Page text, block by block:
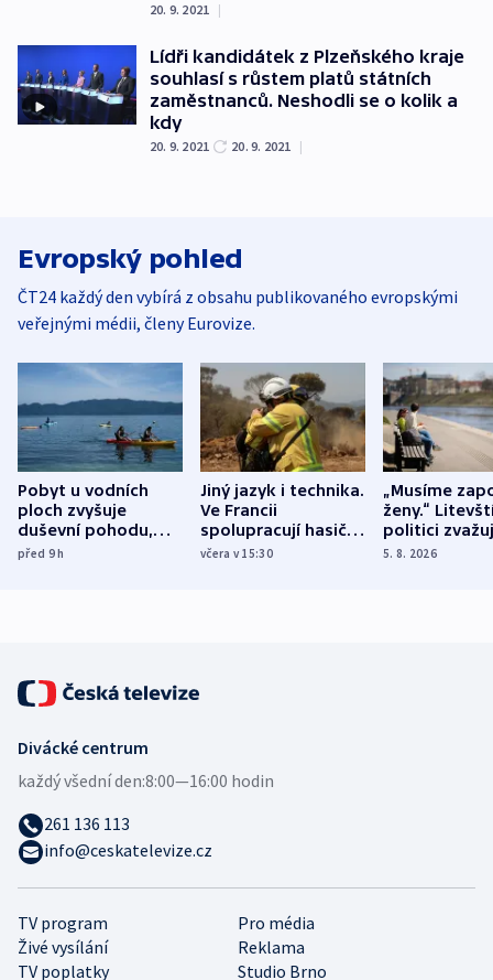
20. 9. 2021 |
Lídři kandidátek z Plzeňského kraje
souhlasí s růstem platů státních
zaměstnanců. Neshodli se o kolik a
kdy
20. 9. 2021 20. 9. 2021 |
Evropský pohled
ČT24 každý den vybírá z obsahu publikovaného evropskými
veřejnými médii, členy Eurovize.
Pobyt u vodních
ploch zvyšuje
duševní pohodu,
ukázala
před 9h
Jiný jazyk i technika.
Ve Francii
spolupracují hasiči z
různých zemí
včera v 15:30
„Musíme
ženy.“
politici
dohodu o
5. 8. 2026
TV program
Pro média
Živé vysílání
Reklama
TV poplatky
Studio Brno
Divácké centrum
každý všední den:8:00—16:00 hodin
261 136 113
info@ceskatelevize.cz